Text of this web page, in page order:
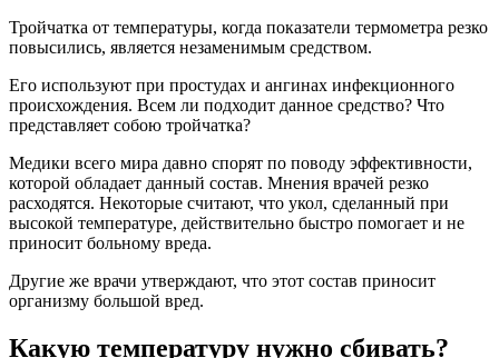
Тройчатка от температуры, когда показатели термометра резко
повысились, является незаменимым средством.
Его используют при простудах и ангинах инфекционного
происхождения. Всем ли подходит данное средство? Что
представляет собою тройчатка?
Медики всего мира давно спорят по поводу эффективности,
которой обладает данный состав. Мнения врачей резко
расходятся. Некоторые считают, что укол, сделанный при
высокой температуре, действительно быстро помогает и не
приносит больному вреда.
Другие же врачи утверждают, что этот состав приносит
организму большой вред.
Какую температуру нужно сбивать?